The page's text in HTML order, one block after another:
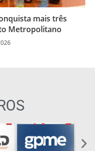
mais três
Metropolitano